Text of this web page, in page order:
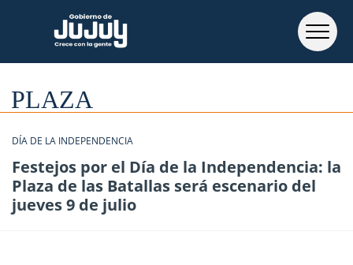
PLAZA
DÍA DE LA INDEPENDENCIA
Festejos por el Día de la Independencia: la
Plaza de las Batallas será escenario del
jueves 9 de julio